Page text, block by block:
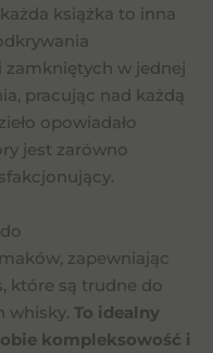
książka to inna
zamkniętych w jednej
pracując nad każdą
opowiadało
jest zarówno
zapewniając
które są trudne do
whisky. To idealny
kompleksowość i